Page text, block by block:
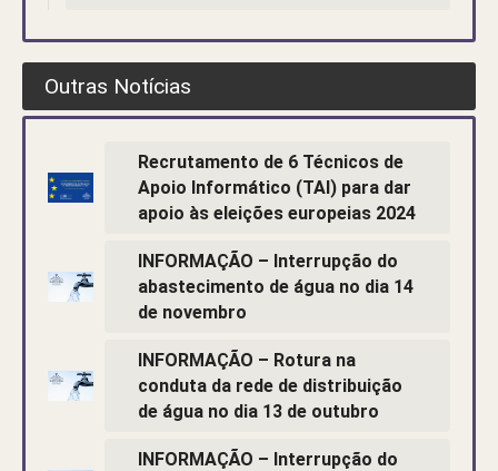
Outras Notícias
Recrutamento de 6 Técnicos de
Apoio Informático (TAI) para dar
apoio às eleições europeias 2024
INFORMAÇÃO – Interrupção do
abastecimento de água no dia 14
de novembro
INFORMAÇÃO – Rotura na
conduta da rede de distribuição
de água no dia 13 de outubro
INFORMAÇÃO – Interrupção do